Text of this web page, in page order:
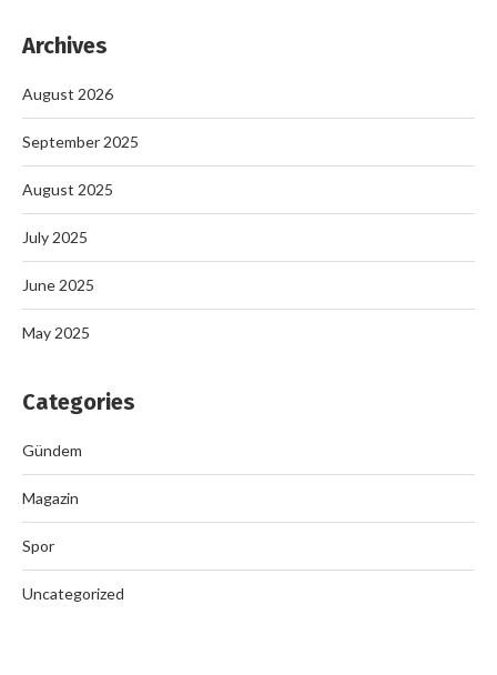
Archives
August 2026
September 2025
August 2025
July 2025
June 2025
May 2025
Categories
Gündem
Magazin
Spor
Uncategorized